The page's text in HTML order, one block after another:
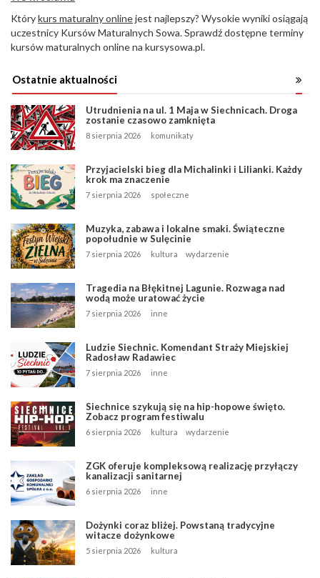
Którykurs maturalny onlinejest najlepszy? Wysokie wyniki osiągają
uczestnicy Kursów Maturalnych Sowa. Sprawdź dostępne terminy
kursów maturalnych online na kursysowa.pl.
Ostatnie aktualności
Utrudnienia na ul. 1 Maja w Siechnicach. Droga
zostanie czasowo zamknięta
8 sierpnia 2026 komunikaty
Przyjacielski bieg dla Michalinki i Lilianki. Każdy
krok ma znaczenie
7 sierpnia 2026 społeczne
Muzyka, zabawa i lokalne smaki. Świąteczne
popołudnie w Sulęcinie
7 sierpnia 2026 kultura wydarzenie
Tragedia na Błękitnej Lagunie. Rozwaga nad
wodą może uratować życie
7 sierpnia 2026 inne
Ludzie Siechnic. Komendant Straży Miejskiej
Radosław Radawiec
7 sierpnia 2026 inne
Siechnice szykują się na hip-hopowe święto.
Zobacz program festiwalu
6 sierpnia 2026 kultura wydarzenie
ZGK oferuje kompleksową realizację przyłączy
kanalizacji sanitarnej
6 sierpnia 2026 inne
Dożynki coraz bliżej. Powstaną tradycyjne
witacze dożynkowe
5 sierpnia 2026 kultura